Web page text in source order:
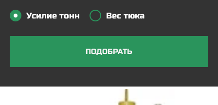
Усилие тонн Вес тюка
ПОДОБРАТЬ